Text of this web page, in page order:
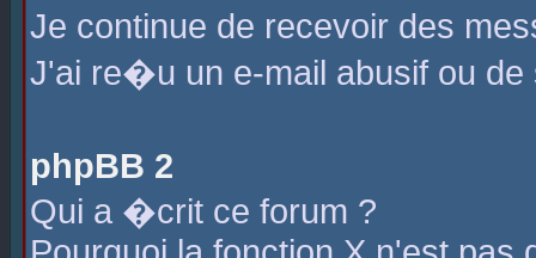
Je continue de recevoir des
J'ai re�u un e-mail abusif ou de
phpBB 2
Qui a �crit ce forum ?